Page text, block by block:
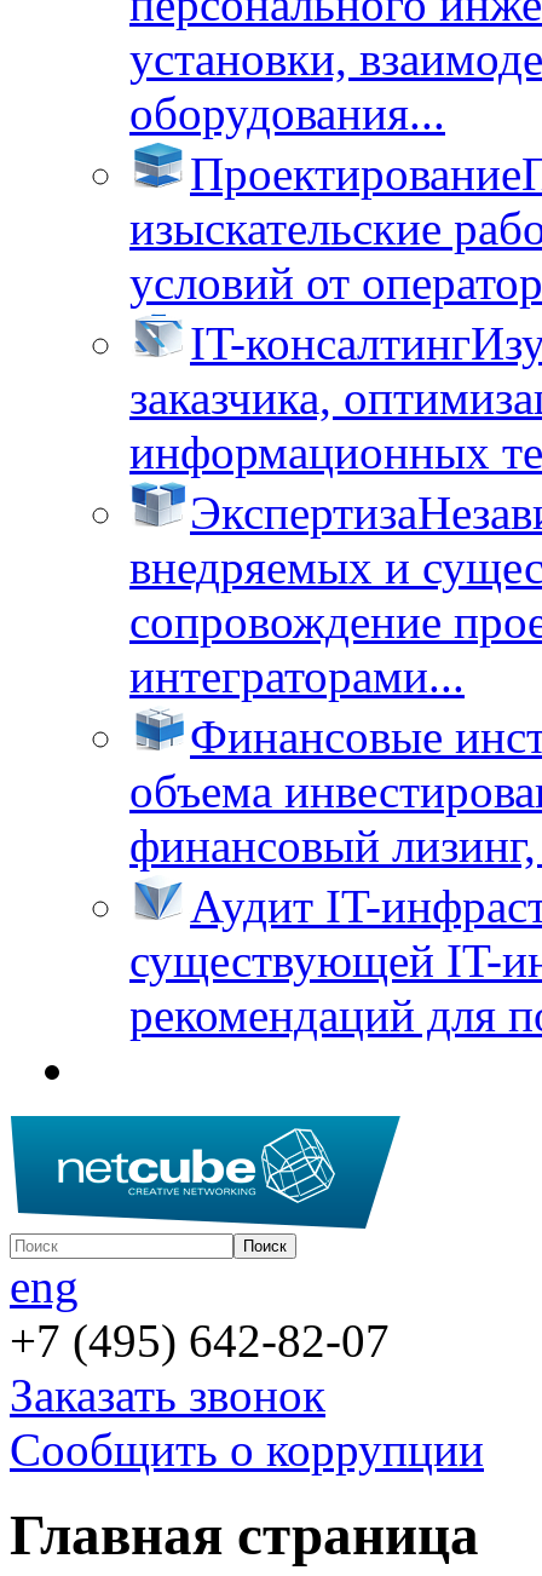
установки,
оборудования...
Проектирование
изыскательские
условий от
IT-консалтинг
заказчика,
информационных
Экспертиза
внедряемых и
сопровождение
интеграторами...
Финансовые
объема
финансовый
Аудит IT-
существующей IT-
рекомендаций для
eng
+7 (495) 642-82-07
Заказать звонок
Сообщить о коррупции
Главная страница